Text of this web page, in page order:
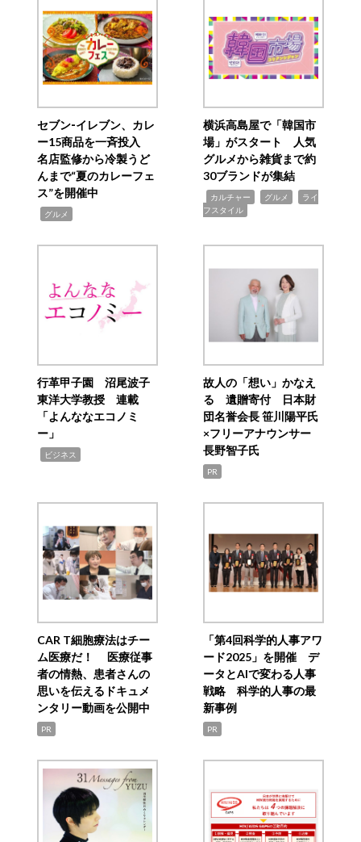
セブン‐イレブン、カレ
ー15商品を一斉投入
名店監修から冷製うど
んまで“夏のカレーフェ
ス”を開催中
グルメ
横浜高島屋で「韓国市
場」がスタート 人気
グルメから雑貨まで約
30ブランドが集結
カルチャー グルメ
ライ
フスタイル
行革甲子園 沼尾波子
東洋大学教授 連載
「よんななエコノミ
ー」
ビジネス
故人の「想い」かなえ
る 遺贈寄付 日本財
団名誉会長 笹川陽平氏
×フリーアナウンサー
長野智子氏
PR
CAR T細胞療法はチー
ム医療だ！ 医療従事
者の情熱、患者さんの
思いを伝えるドキュメ
ンタリー動画を公開中
PR
「第4回科学的人事アワ
ード2025」を開催 デ
ータとAIで変わる人事
戦略 科学的人事の最
新事例
PR